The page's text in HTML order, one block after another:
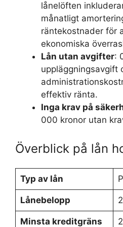
lånelöften
månatligt
räntekostnader för
ekonomiska
Lån utan avgifter:
uppläggningsavgift
effektiv ränta.
Inga krav på
000 kronor utan
Överblick på lån
Typ av lån
Lånebelopp
Minsta kreditgräns